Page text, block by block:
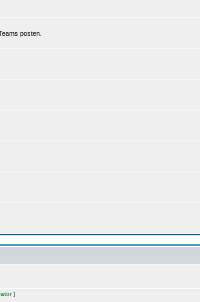
posten.
]